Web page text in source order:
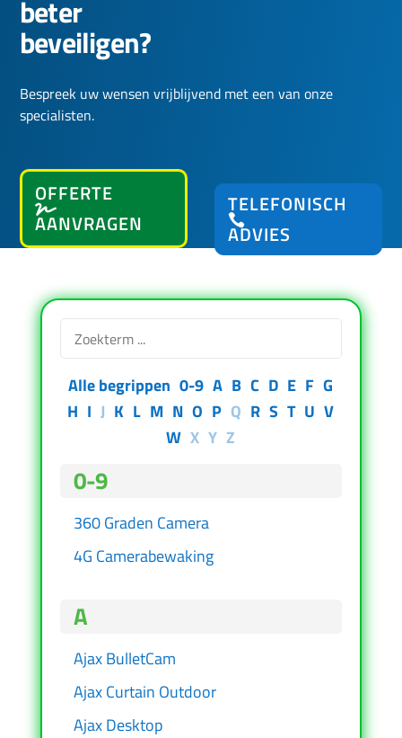
beter
beveiligen?
Bespreek uw wensen vrijblijvend met een van onze
specialisten.
OFFERTE
AANVRAGEN
TELEFONISCH
ADVIES
Alle begrippen 0-9 A B C D E F G
H I J K L M N O P Q R S T U V
W X Y Z
0-9
360 Graden Camera
4G Camerabewaking
A
Ajax BulletCam
Ajax Curtain Outdoor
Ajax Desktop